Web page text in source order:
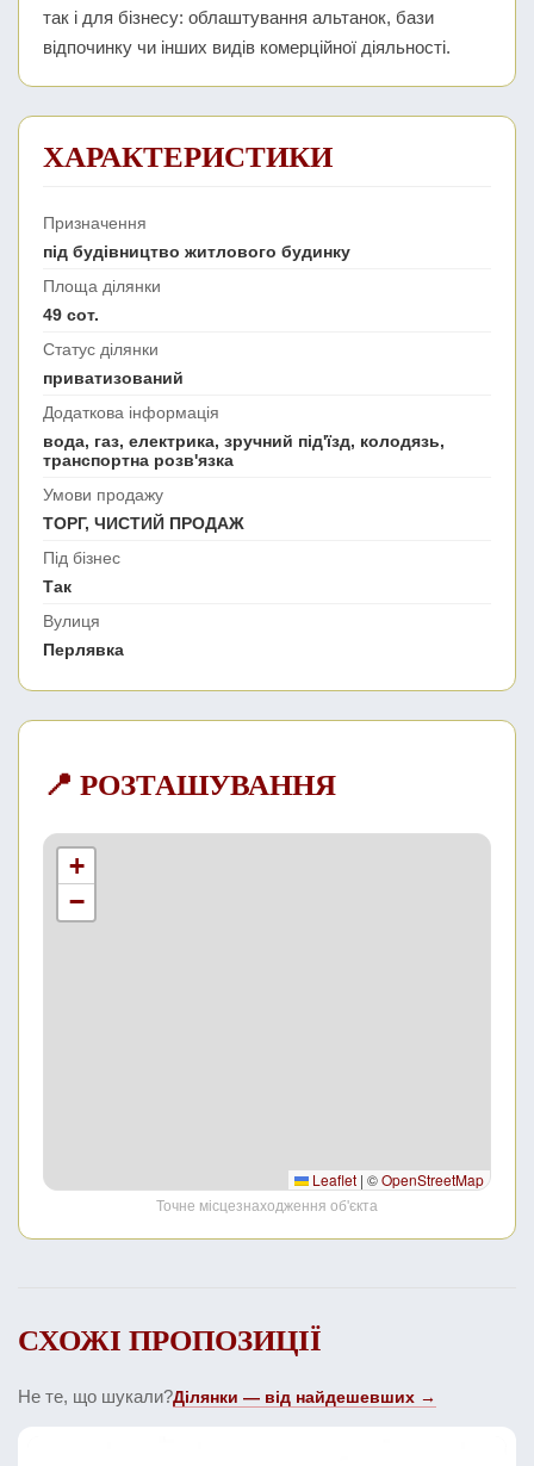
так і для бізнесу: облаштування альтанок, бази
відпочинку чи інших видів комерційної діяльності.
ХАРАКТЕРИСТИКИ
Призначення
під будівництво житлового будинку
Площа ділянки
49 сот.
Статус ділянки
приватизований
Додаткова інформація
вода, газ, електрика, зручний під'їзд, колодязь,
транспортна розв'язка
Умови продажу
ТОРГ, ЧИСТИЙ ПРОДАЖ
Під бізнес
Так
Вулиця
Перлявка
📍 РОЗТАШУВАННЯ
+
−
Leaflet | ©OpenStreetMap
Точне місцезнаходження об'єкта
СХОЖІ ПРОПОЗИЦІЇ
Не те, що шукали?Ділянки — від найдешевших →